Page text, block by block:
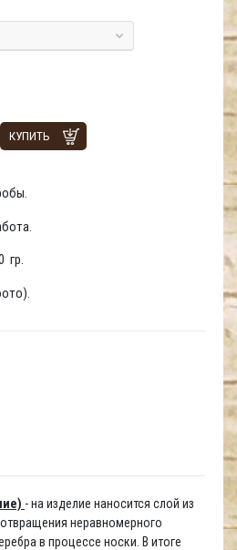
КУПИТЬ
гр.
- на изделие наносится слой из
неравномерного
в процессе носки. В итоге